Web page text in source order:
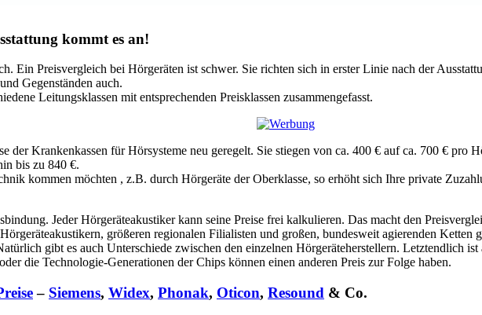
kommt es an!
Ein Preisvergleich bei Hörgeräten ist schwer. Sie richten sich in erster Linie nach der
Gegenständen auch.
Leitungsklassen mit entsprechenden Preisklassen zusammengefasst.
der Krankenkassen für Hörsysteme neu geregelt. Sie stiegen von ca. 400 € auf ca. 700 € pro
bis zu 840 €.
kommen möchten , z.B. durch Hörgeräte der Oberklasse, so erhöht sich Ihre private
Jeder Hörgeräteakustiker kann seine Preise frei kalkulieren. Das macht den
größeren regionalen Filialisten und großen, bundesweit agierenden Ketten
gibt es auch Unterschiede zwischen den einzelnen Hörgeräteherstellern. Letztendlich
die Technologie-Generationen der Chips können einen anderen Preis zur Folge haben.
– Siemens, Widex, Phonak, Oticon, Resound & Co.